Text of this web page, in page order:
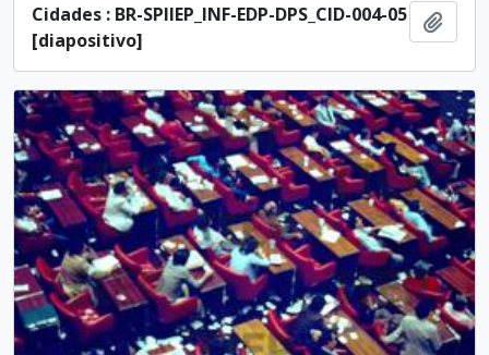
Cidades : BR-SPIIEP_INF-EDP-DPS_CID-004-05
[diapositivo]